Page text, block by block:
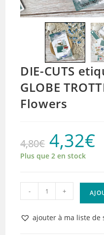
DIE-CUTS
GLOBE
Flowers
4,80€
Le
prix
initial
était :
4,32€Le
Plus que 2 en stock
quantité
de
DIE-
CUTS
- +
ajouter à ma liste de